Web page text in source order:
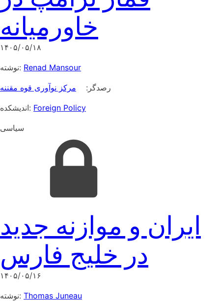
خاورمیانه
۱۴۰۵/۰۵/۱۸
نوشته: Renad Mansour
رصدگر: مرکز نوآوری قوه مقننه
اندیشکده: Foreign Policy
سیاسی
ایران و موازنه جدید
در خلیج فارس
۱۴۰۵/۰۵/۱۶
نوشته: Thomas Juneau